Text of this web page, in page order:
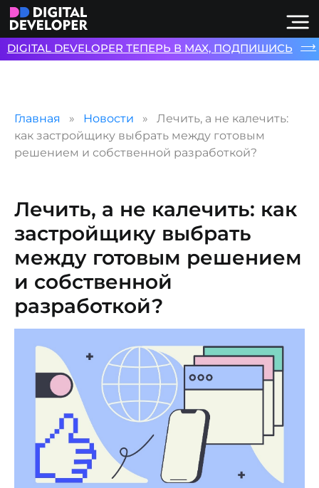
Главная Новости
Лечить, а не калечить:
как застройщику выбрать между готовым
решением и собственной разработкой?
Лечить, а не калечить: как
застройщику выбрать
между готовым решением
и собственной
разработкой?